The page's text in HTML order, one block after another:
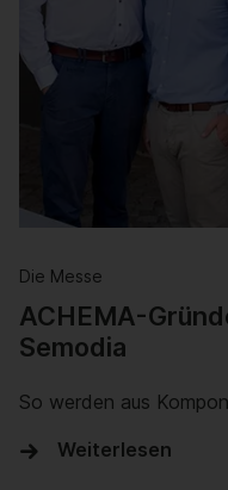
Weiterlesen
Die Messe
ACHEMA-
Semodia
So werden aus
Weiterlesen